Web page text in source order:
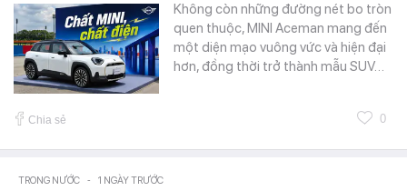
Không còn những đường nét bo tròn
quen thuộc, MINI Aceman mang đến
một diện mạo vuông vức và hiện đại
hơn, đồng thời trở thành mẫu SUV…
Chia sẻ 0
TRONG NƯỚC - 1 NGÀY TRƯỚC